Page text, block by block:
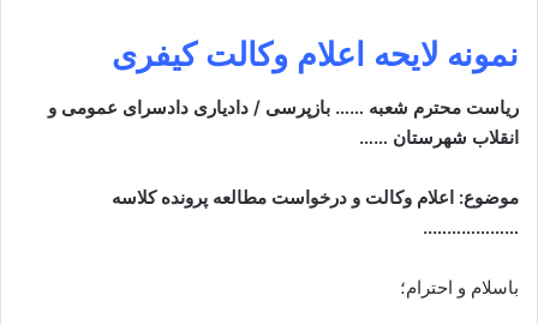
نمونه لایحه اعلام وکالت کیفری
ریاست محترم شعبه …… بازپرسی / دادیاری دادسرای عمومی و
انقلاب شهرستان ……
موضوع: اعلام وکالت و درخواست مطالعه پرونده کلاسه
………………..
باسلام و احترام؛